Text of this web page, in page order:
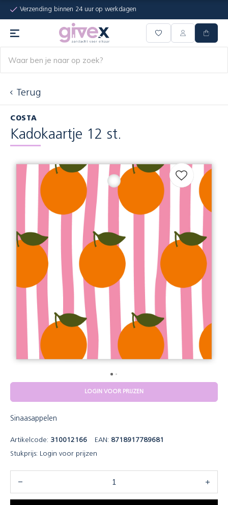
Verzending binnen 24 uur op werkdagen
Terug
COSTA
Kadokaartje 12 st.
LOGIN VOOR PRIJZEN
Sinaasappelen
Artikelcode: 310012166 EAN: 8718917789681
Stukprijs: Login voor prijzen